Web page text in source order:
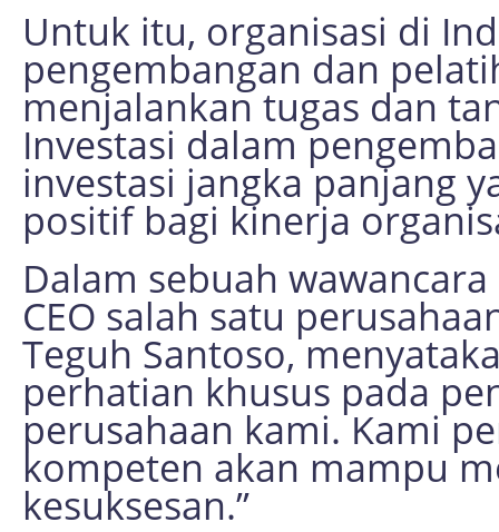
Untuk itu, organisasi di
pengembangan dan
menjalankan tugas dan
Investasi dalam
investasi jangka panjang
positif bagi kinerja
Dalam sebuah
CEO salah satu
Teguh Santoso,
perhatian khusus pada
perusahaan kami. Kami
kompeten akan mampu
kesuksesan.”